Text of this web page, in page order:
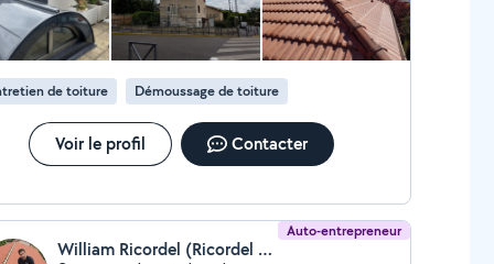
de toiture Démoussage de toiture
Voir le profil Contacter
Auto-entrepreneur
William Ricordel (Ricordel Couverture)